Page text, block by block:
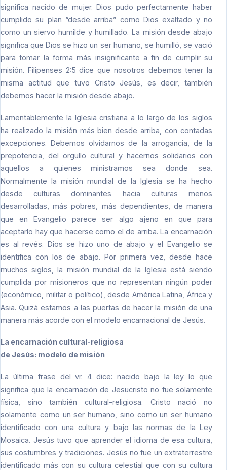
significa nacido de mujer. Dios pudo perfectamente haber
cumplido su plan “desde arriba” como Dios exaltado y no
como un siervo humilde y humillado. La misión desde abajo
significa que Dios se hizo un ser humano, se humilló, se vació
para tomar la forma más insignificante a fin de cumplir su
misión. Filipenses 2:5 dice que nosotros debemos tener la
misma actitud que tuvo Cristo Jesús, es decir, también
debemos hacer la misión desde abajo.
Lamentablemente la Iglesia cristiana a lo largo de los siglos
ha realizado la misión más bien desde arriba, con contadas
excepciones. Debemos olvidarnos de la arrogancia, de la
prepotencia, del orgullo cultural y hacernos solidarios con
aquellos a quienes ministramos sea donde sea.
Normalmente la misión mundial de la Iglesia se ha hecho
desde culturas dominantes hacia culturas menos
desarrolladas, más pobres, más dependientes, de manera
que en Evangelio parece ser algo ajeno en que para
aceptarlo hay que hacerse como el de arriba. La encarnación
es al revés. Dios se hizo uno de abajo y el Evangelio se
identifica con los de abajo. Por primera vez, desde hace
muchos siglos, la misión mundial de la Iglesia está siendo
cumplida por misioneros que no representan ningún poder
(económico, militar o político), desde América Latina, África y
Asia. Quizá estamos a las puertas de hacer la misión de una
manera más acorde con el modelo encarnacional de Jesús.
La encarnación cultural-religiosa
de Jesús: modelo de misión
La última frase del vr. 4 dice: nacido bajo la ley lo que
significa que la encarnación de Jesucristo no fue solamente
física, sino también cultural-religiosa. Cristo nació no
solamente como un ser humano, sino como un ser humano
identificado con una cultura y bajo las normas de la Ley
Mosaica. Jesús tuvo que aprender el idioma de esa cultura,
sus costumbres y tradiciones. Jesús no fue un extraterrestre
identificado más con su cultura celestial que con su cultura